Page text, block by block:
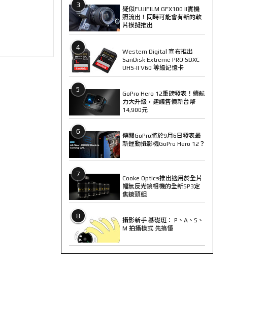
3
疑似FUJIFILM GFX100 II實機
照流出！同時可能會有新的軟
片模擬推出
4
Western Digital 宣布推出
SanDisk Extreme PRO SDXC
UHS-II V60 等級記憶卡
5
GoPro Hero 12重磅發表！續航
力大升級，建議售價新台幣
14,900元
6
傳聞GoPro將於9月6日發表最
新運動攝影機GoPro Hero 12？
7
Cooke Optics推出適用於全片
幅無反光鏡相機的全新SP3定
焦鏡頭組
8
攝影新手 基礎班： P、A、S、
M 拍攝模式 先搞懂